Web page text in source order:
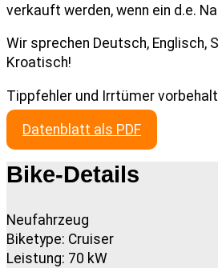
verkauft werden, wenn ein d.e.
Wir sprechen Deutsch, Englisch,
Kroatisch!
Tippfehler und Irrtümer
Datenblatt als PDF
Bike-Details
Neufahrzeug
Biketype: Cruiser
Leistung: 70 kW